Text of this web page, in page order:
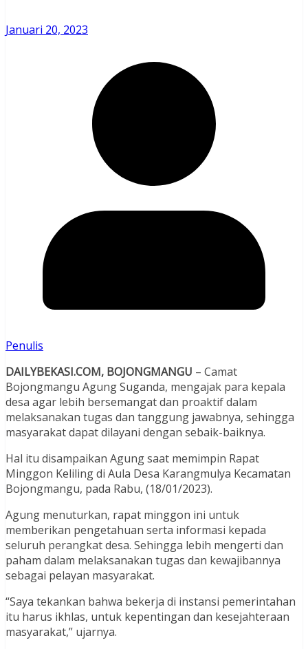
Januari 20, 2023
Penulis
DAILYBEKASI.COM, BOJONGMANGU – Camat
Bojongmangu Agung Suganda, mengajak para kepala
desa agar lebih bersemangat dan proaktif dalam
melaksanakan tugas dan tanggung jawabnya, sehingga
masyarakat dapat dilayani dengan sebaik-baiknya.
Hal itu disampaikan Agung saat memimpin Rapat
Minggon Keliling di Aula Desa Karangmulya Kecamatan
Bojongmangu, pada Rabu, (18/01/2023).
Agung menuturkan, rapat minggon ini untuk
memberikan pengetahuan serta informasi kepada
seluruh perangkat desa. Sehingga lebih mengerti dan
paham dalam melaksanakan tugas dan kewajibannya
sebagai pelayan masyarakat.
“Saya tekankan bahwa bekerja di instansi pemerintahan
itu harus ikhlas, untuk kepentingan dan kesejahteraan
masyarakat,” ujarnya.